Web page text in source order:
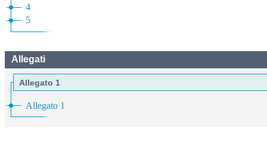
4
5
Allegati
Allegato 1
Allegato 1